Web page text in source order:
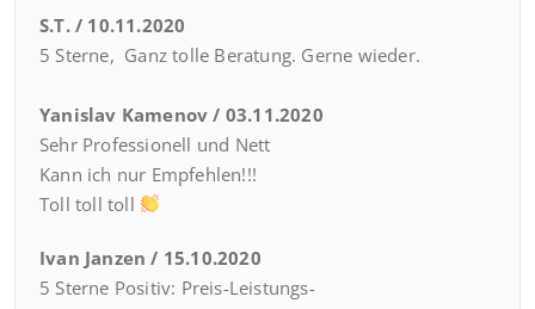
S.T. / 10.11.2020
5 Sterne, Ganz tolle Beratung. Gerne wieder.
Yanislav Kamenov / 03.11.2020
Sehr Professionell und Nett
Kann ich nur Empfehlen!!!
Toll toll toll
Ivan Janzen / 15.10.2020
5 Sterne Positiv: Preis-Leistungs-